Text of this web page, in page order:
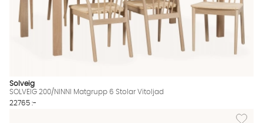
Solveig
SOLVEIG 200/NINNI Matgrupp 6 Stolar Vitoljad
22765 :-
Lägg